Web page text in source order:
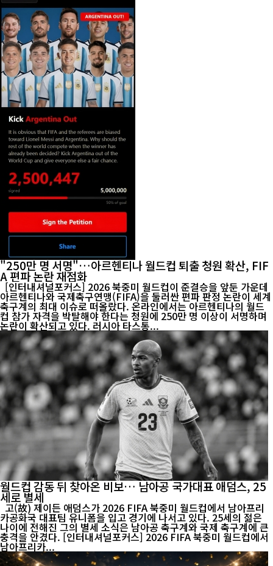
"250만 명 서명"…아르헨티나 월드컵 퇴출 청원 확산, FIF
A 편파 논란 재점화
[인터내셔널포커스] 2026 북중미 월드컵이 준결승을 앞둔 가운데
아르헨티나와 국제축구연맹(FIFA)을 둘러싼 편파 판정 논란이 세계
축구계의 최대 이슈로 떠올랐다. 온라인에서는 아르헨티나의 월드
컵 참가 자격을 박탈해야 한다는 청원에 250만 명 이상이 서명하며
논란이 확산되고 있다. 러시아 타스통...
월드컵 감동 뒤 찾아온 비보… 남아공 국가대표 애덤스, 25
세로 별세
카공화국 대표팀 유니폼을 입고 경기에 나서고 있다. 25세의 젊은
나이에 전해진 그의 별세 소식은 남아공 축구계와 국제 축구계에 큰
충격을 안겼다. [인터내셔널포커스] 2026 FIFA 북중미 월드컵에서
남아프리카...